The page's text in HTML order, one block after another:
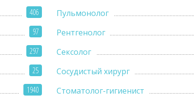
406
Пульмонолог
97
Рентгенолог
297
Сексолог
25
Сосудистый хирург
1940
Стоматолог-гигиенист